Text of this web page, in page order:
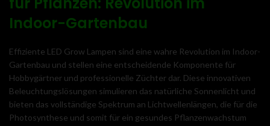
Indoor-Gartenbau
Effiziente LED Grow Lampen sind eine wahre Revolution im Indoor-
Gartenbau und stellen eine entscheidende Komponente für
Hobbygärtner und professionelle Züchter dar. Diese innovativen
Beleuchtungslösungen simulieren das natürliche Sonnenlicht und
bieten das vollständige Spektrum an Lichtwellenlängen, die für die
Photosynthese und somit für ein gesundes Pflanzenwachstum